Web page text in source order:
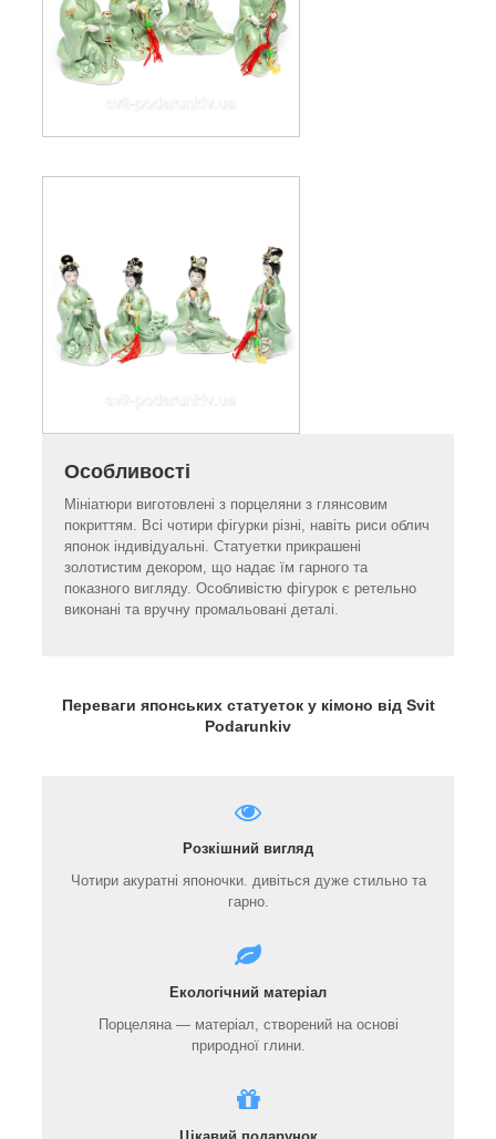
Особливості
Мініатюри виготовлені з порцеляни з глянсовим
покриттям. Всі чотири фігурки різні, навіть риси облич
японок індивідуальні. Статуетки прикрашені
золотистим декором, що надає їм гарного та
показного вигляду. Особливістю фігурок є ретельно
виконані та вручну промальовані деталі.
Переваги японських статуеток у кімоно від Svit
Podarunkiv
Розкішний вигляд
Чотири акуратні японочки. дивіться дуже стильно та
гарно.
Екологічний матеріал
Порцеляна — матеріал, створений на основі
природної глини.